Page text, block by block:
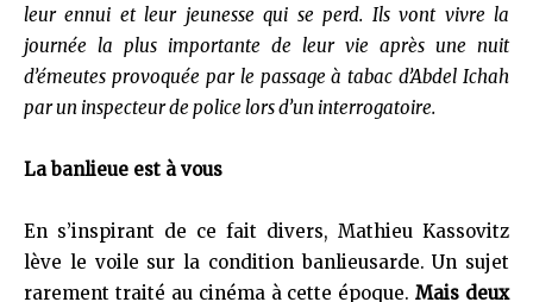
leur ennui et leur jeunesse qui se perd. Ils vont vivre la
journée la plus importante de leur vie après une nuit
d’émeutes provoquée par le passage à tabac d’Abdel Ichah
par un inspecteur de police lors d’un interrogatoire.
La banlieue est à vous
En s’inspirant de ce fait divers, Mathieu Kassovitz
lève le voile sur la condition banlieusarde. Un sujet
rarement traité au cinéma à cette époque.Mais deux